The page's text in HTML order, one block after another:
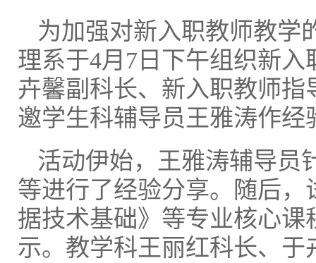
为加强对新入职教师教学
理系于4月7日下午组织新
卉馨副科长、新入职教师指
邀学生科辅导员王雅涛作经
活动伊始，王雅涛辅导员
等进行了经验分享。随后
据技术基础》等专业核心
示。教学科王丽红科长、